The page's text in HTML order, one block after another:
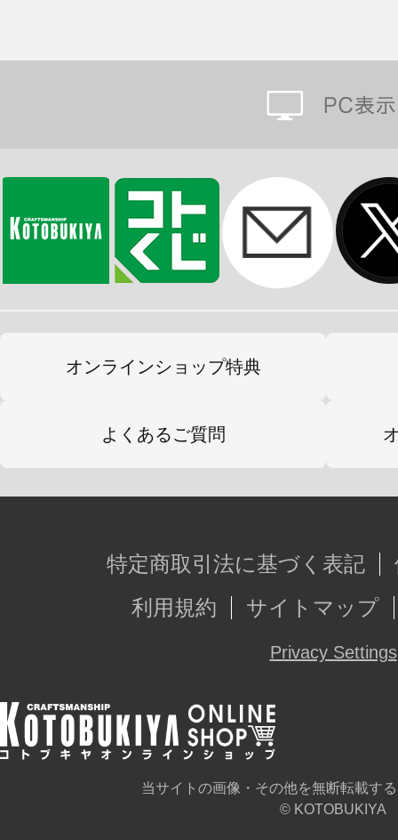
オンラインショップ特典
よくあるご質問
特定商取引法に基づく表記
利用規約
サイトマップ
Privacy Settings
当サイトの画像・その他を無断転載す
© KOTOBUKIYA